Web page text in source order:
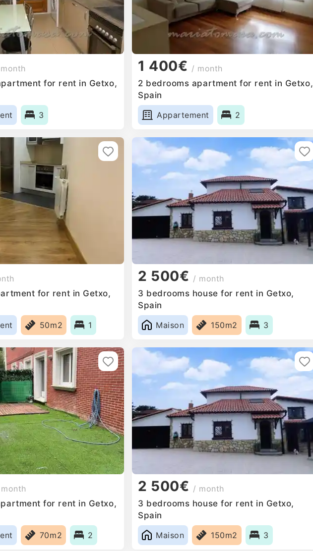
for rent in Getxo,
3
1 400€ / month
2 bedrooms apartment for rent in Getxo,
Spain
Appartement
2
for rent in Getxo,
50m2 1
2 500€ / month
3 bedrooms house for rent in Getxo,
Spain
Maison
150m2 3
for rent in Getxo,
70m2 2
2 500€ / month
3 bedrooms house for rent in Getxo,
Spain
Maison
150m2 3